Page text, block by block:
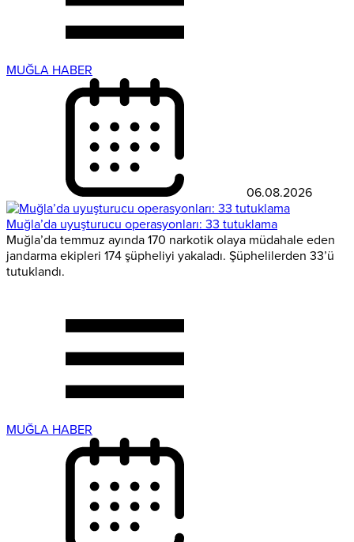
MUĞLA HABER
06.08.2026
Muğla’da uyuşturucu operasyonları: 33 tutuklama
Muğla’da temmuz ayında 170 narkotik olaya müdahale eden
jandarma ekipleri 174 şüpheliyi yakaladı. Şüphelilerden 33’ü
tutuklandı.
MUĞLA HABER